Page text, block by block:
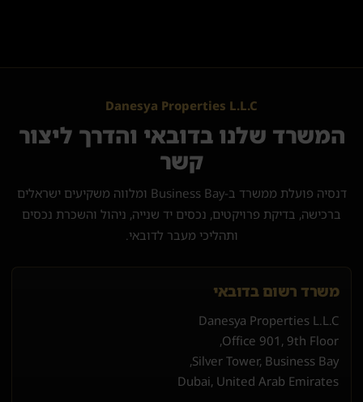
Danesya Properties L.L.C
המשרד שלנו בדובאי והדרך ליצור
קשר
דנסיה פועלת ממשרד ב-Business Bay ומלווה משקיעים ישראלים
ברכישה, בדיקת פרויקטים, נכסים יד שנייה, ניהול והשכרת נכסים
ותהליכי מעבר לדובאי.
משרד רשום בדובאי
Danesya Properties L.L.C
Office 901, 9th Floor,
Silver Tower, Business Bay,
Dubai, United Arab Emirates